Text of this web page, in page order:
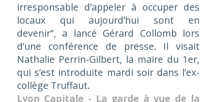
irresponsable d’appeler à occuper des
locaux qui aujourd’hui sont en
devenir”, a lancé Gérard Collomb lors
d’une conférence de presse. Il visait
Nathalie Perrin-Gilbert, la maire du 1er,
qui s’est introduite mardi soir dans l’ex-
collège Truffaut.
Lyon Capitale - La garde à vue de la